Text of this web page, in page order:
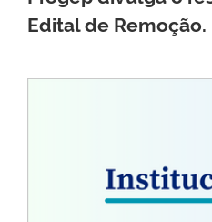
Edital de Remoção.